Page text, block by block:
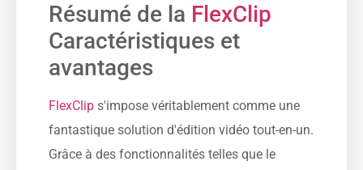
Résumé de la FlexClip
Caractéristiques et
avantages
FlexClip s'impose véritablement comme une
fantastique solution d'édition vidéo tout-en-un.
Grâce à des fonctionnalités telles que le